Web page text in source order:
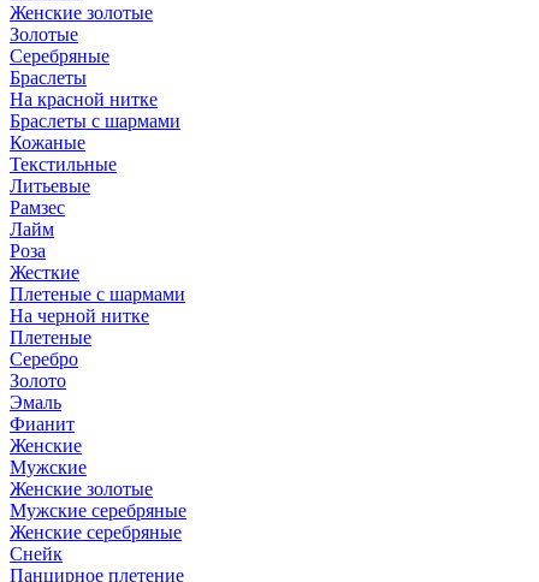
Женские золотые
Золотые
Серебряные
Браслеты
На красной нитке
Браслеты с шармами
Кожаные
Текстильные
Литьевые
Рамзес
Лайм
Роза
Жесткие
Плетеные с шармами
На черной нитке
Плетеные
Серебро
Золото
Эмаль
Фианит
Женские
Мужские
Женские золотые
Мужские серебряные
Женские серебряные
Снейк
Панцирное плетение